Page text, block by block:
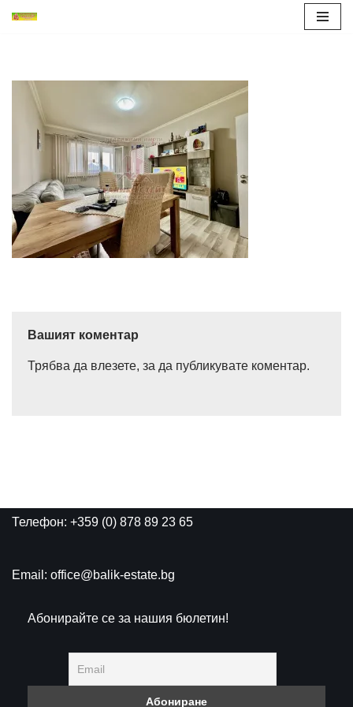
съдържанието
Вашият коментар
Трябва да влезете, за да публикувате коментар.
Телефон: +359 (0) 878 89 23 65
Email: office@balik-estate.bg
Абонирайте се за нашия бюлетин!